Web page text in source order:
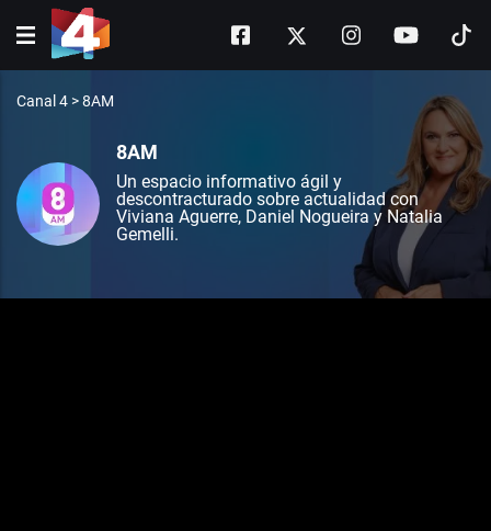
Canal 4 >8AM
8AM
Un espacio informativo ágil y
descontracturado sobre actualidad con
Viviana Aguerre, Daniel Nogueira y Natalia
Gemelli.